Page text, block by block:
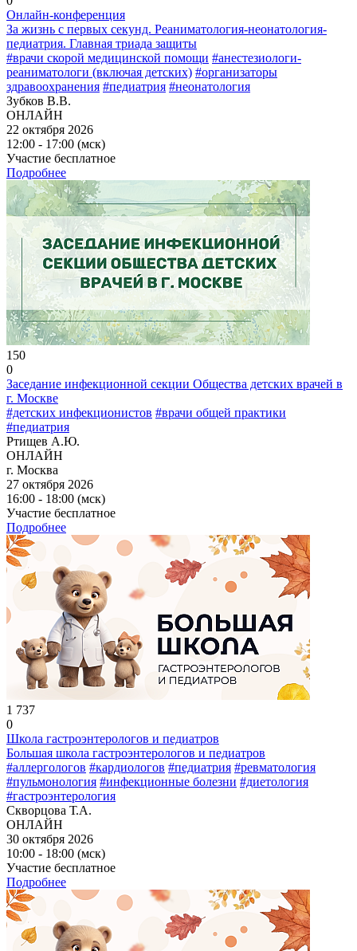
Онлайн-конференция
За жизнь с первых секунд. Реаниматология-неонатология-
педиатрия. Главная триада защиты
#врачи скорой медицинской помощи #анестезиологи-
реаниматологи (включая детских) #организаторы
здравоохранения #педиатрия #неонатология
Зубков В.В.
ОНЛАЙН
22 октября 2026
12:00 - 17:00 (мск)
Участие бесплатное
Подробнее
150
0
Заседание инфекционной секции Общества детских врачей в
г. Москве
#детских инфекционистов #врачи общей практики
#педиатрия
Ртищев А.Ю.
ОНЛАЙН
г. Москва
27 октября 2026
16:00 - 18:00 (мск)
Участие бесплатное
Подробнее
1 737
0
Школа гастроэнтерологов и педиатров
Большая школа гастроэнтерологов и педиатров
#аллергологов #кардиологов #педиатрия #ревматология
#пульмонология #инфекционные болезни #диетология
#гастроэнтерология
Скворцова Т.А.
ОНЛАЙН
30 октября 2026
10:00 - 18:00 (мск)
Участие бесплатное
Подробнее